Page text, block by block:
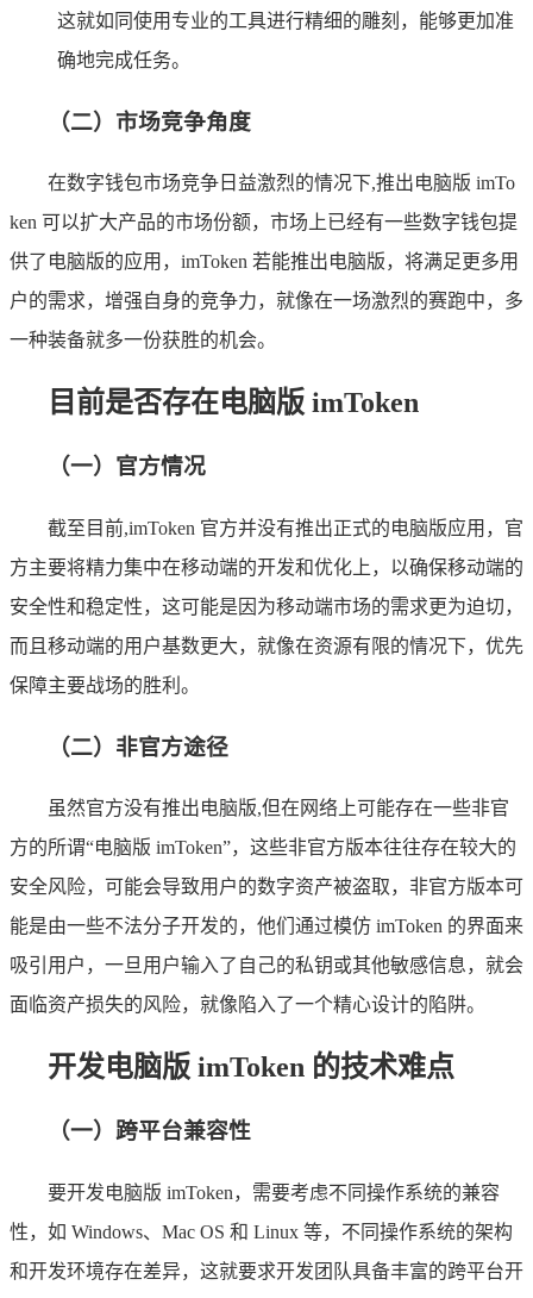
这就如同使用专业的工具进行精细的雕刻，能够更加准
确地完成任务。
（二）市场竞争角度
在数字钱包市场竞争日益激烈的情况下,推出电脑版 imTo
ken 可以扩大产品的市场份额，市场上已经有一些数字钱包提
供了电脑版的应用，imToken 若能推出电脑版，将满足更多用
户的需求，增强自身的竞争力，就像在一场激烈的赛跑中，多
一种装备就多一份获胜的机会。
目前是否存在电脑版 imToken
（一）官方情况
截至目前,imToken 官方并没有推出正式的电脑版应用，官
方主要将精力集中在移动端的开发和优化上，以确保移动端的
安全性和稳定性，这可能是因为移动端市场的需求更为迫切，
而且移动端的用户基数更大，就像在资源有限的情况下，优先
保障主要战场的胜利。
（二）非官方途径
虽然官方没有推出电脑版,但在网络上可能存在一些非官
方的所谓“电脑版 imToken”，这些非官方版本往往存在较大的
安全风险，可能会导致用户的数字资产被盗取，非官方版本可
能是由一些不法分子开发的，他们通过模仿 imToken 的界面来
吸引用户，一旦用户输入了自己的私钥或其他敏感信息，就会
面临资产损失的风险，就像陷入了一个精心设计的陷阱。
开发电脑版 imToken 的技术难点
（一）跨平台兼容性
要开发电脑版 imToken，需要考虑不同操作系统的兼容
性，如 Windows、Mac OS 和 Linux 等，不同操作系统的架构
和开发环境存在差异，这就要求开发团队具备丰富的跨平台开